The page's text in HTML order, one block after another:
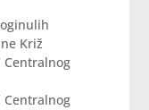
Križ
Centralnog
Centralnog